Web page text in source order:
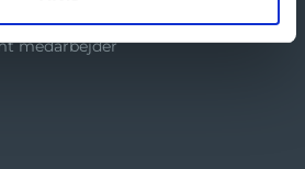
logo
medarbejder